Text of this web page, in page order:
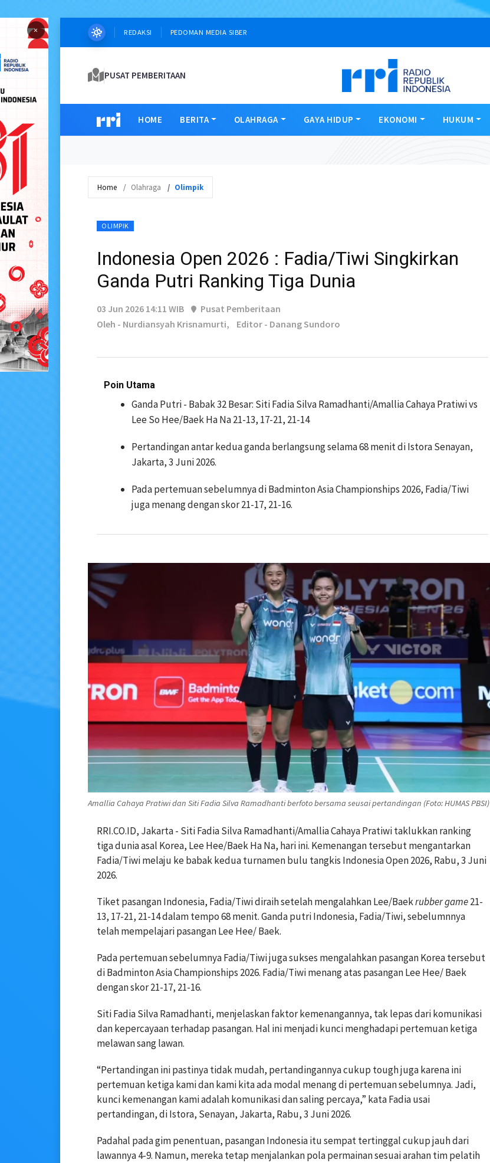
× REDAKSI PEDOMAN MEDIA SIBER
PUSAT PEMBERITAAN
HOME BERITA OLAHRAGA GAYA HIDUP EKONOMI HUKUM
Home Olahraga Olimpik
OLIMPIK
Indonesia Open 2026 : Fadia/Tiwi Singkirkan
Ganda Putri Ranking Tiga Dunia
03 Jun 2026 14:11 WIB
Pusat Pemberitaan
Oleh - Nurdiansyah Krisnamurti,
Editor - Danang Sundoro
Poin Utama
Ganda Putri - Babak 32 Besar: Siti Fadia Silva Ramadhanti/Amallia Cahaya Pratiwi vs
Lee So Hee/Baek Ha Na 21-13, 17-21, 21-14
Pertandingan antar kedua ganda berlangsung selama 68 menit di Istora Senayan,
Jakarta, 3 Juni 2026.
Pada pertemuan sebelumnya di Badminton Asia Championships 2026, Fadia/Tiwi
juga menang dengan skor 21-17, 21-16.
Amallia Cahaya Pratiwi dan Siti Fadia Silva Ramadhanti berfoto bersama seusai pertandingan (Foto: HUMAS PBSI)
RRI.CO.ID, Jakarta - Siti Fadia Silva Ramadhanti/Amallia Cahaya Pratiwi taklukkan ranking
tiga dunia asal Korea, Lee Hee/Baek Ha Na, hari ini. Kemenangan tersebut mengantarkan
Fadia/Tiwi melaju ke babak kedua turnamen bulu tangkis Indonesia Open 2026, Rabu, 3 Juni
2026.
Tiket pasangan Indonesia, Fadia/Tiwi diraih setelah mengalahkan Lee/Baekrubber game21-
13, 17-21, 21-14 dalam tempo 68 menit. Ganda putri Indonesia, Fadia/Tiwi, sebelumnnya
telah mempelajari pasangan Lee Hee/ Baek.
Pada pertemuan sebelumnya Fadia/Tiwi juga sukses mengalahkan pasangan Korea tersebut
di Badminton Asia Championships 2026. Fadia/Tiwi menang atas pasangan Lee Hee/ Baek
dengan skor 21-17, 21-16.
Siti Fadia Silva Ramadhanti, menjelaskan faktor kemenangannya, tak lepas dari komunikasi
dan kepercayaan terhadap pasangan. Hal ini menjadi kunci menghadapi pertemuan ketiga
melawan sang lawan.
“Pertandingan ini pastinya tidak mudah, pertandingannya cukup tough juga karena ini
pertemuan ketiga kami dan kami kita ada modal menang di pertemuan sebelumnya. Jadi,
kunci kemenangan kami adalah komunikasi dan saling percaya,” kata Fadia usai
pertandingan, di Istora, Senayan, Jakarta, Rabu, 3 Juni 2026.
Padahal pada gim penentuan, pasangan Indonesia itu sempat tertinggal cukup jauh dari
lawannya 4-9. Namun, mereka tetap menjalankan pola permainan sesuai arahan tim pelatih